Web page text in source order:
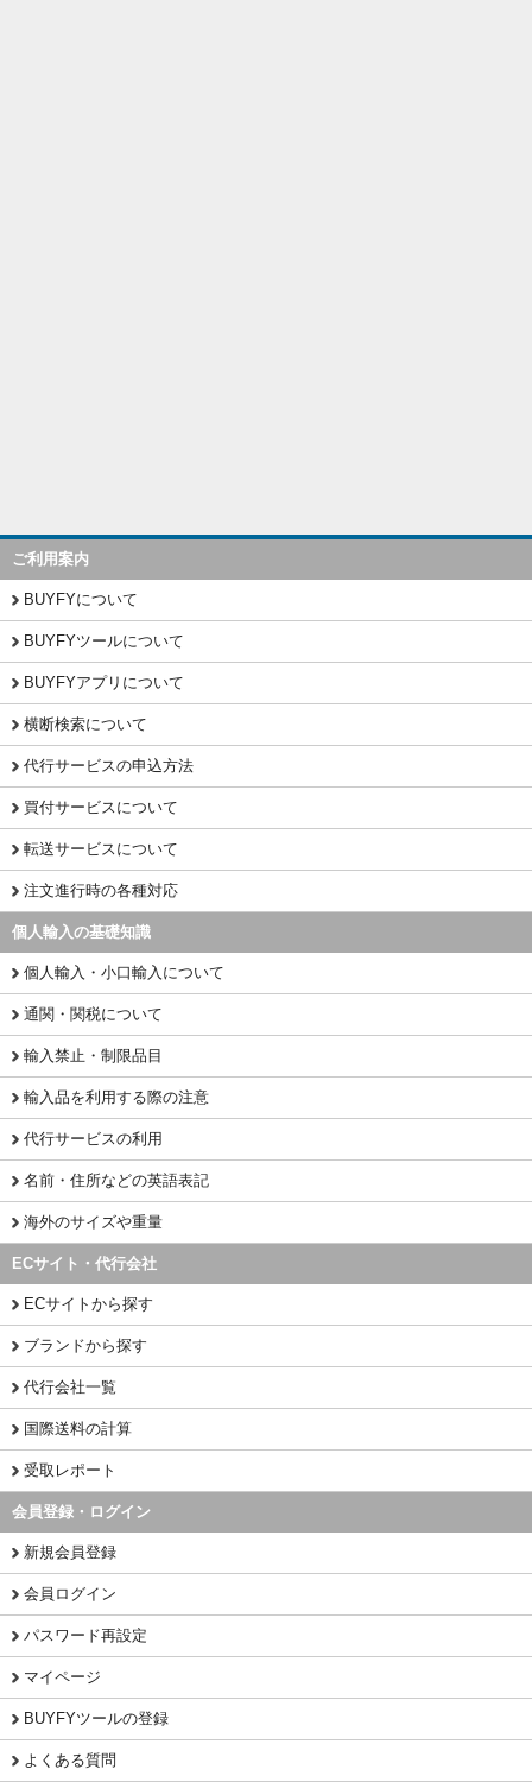
ご利用案内
BUYFYについて
BUYFYツールについて
BUYFYアプリについて
横断検索について
代行サービスの申込方法
買付サービスについて
転送サービスについて
注文進行時の各種対応
個人輸入の基礎知識
個人輸入・小口輸入について
通関・関税について
輸入禁止・制限品目
輸入品を利用する際の注意
代行サービスの利用
名前・住所などの英語表記
海外のサイズや重量
ECサイト・代行会社
ECサイトから探す
ブランドから探す
代行会社一覧
国際送料の計算
受取レポート
会員登録・ログイン
新規会員登録
会員ログイン
パスワード再設定
マイページ
BUYFYツールの登録
よくある質問